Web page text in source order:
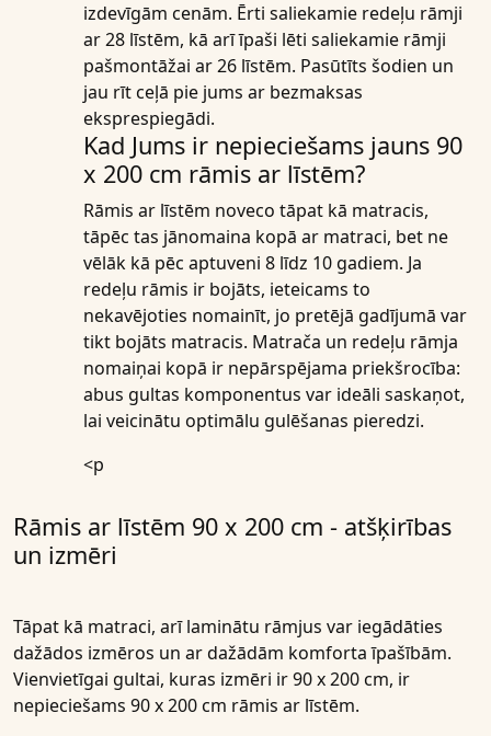
izdevīgām cenām. Ērti saliekamie redeļu rāmji
ar 28 līstēm, kā arī īpaši lēti saliekamie rāmji
pašmontāžai ar 26 līstēm. Pasūtīts šodien un
jau rīt ceļā pie jums ar bezmaksas
eksprespiegādi.
Kad Jums ir nepieciešams jauns 90
x 200 cm rāmis ar līstēm?
Rāmis ar līstēm noveco tāpat kā matracis,
tāpēc tas jānomaina kopā ar matraci, bet ne
vēlāk kā pēc aptuveni 8 līdz 10 gadiem. Ja
redeļu rāmis ir bojāts, ieteicams to
nekavējoties nomainīt, jo pretējā gadījumā var
tikt bojāts matracis. Matrača un redeļu rāmja
nomaiņai kopā ir nepārspējama priekšrocība:
abus gultas komponentus var ideāli saskaņot,
lai veicinātu optimālu gulēšanas pieredzi.
<p
Rāmis ar līstēm 90 x 200 cm - atšķirības
un izmēri
Tāpat kā matraci, arī laminātu rāmjus var iegādāties
dažādos izmēros un ar dažādām komforta īpašībām.
Vienvietīgai gultai, kuras izmēri ir 90 x 200 cm, ir
nepieciešams 90 x 200 cm rāmis ar līstēm.